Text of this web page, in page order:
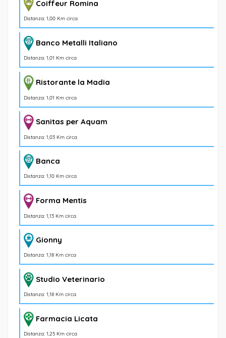
Coiffeur Romina
Distanza: 1,00 Km circa
Banco Metalli Italiano
Distanza: 1,01 Km circa
Ristorante la Madia
Distanza: 1,01 Km circa
Sanitas per Aquam
Distanza: 1,03 Km circa
Banca
Distanza: 1,10 Km circa
Forma Mentis
Distanza: 1,13 Km circa
Gionny
Distanza: 1,18 Km circa
Studio Veterinario
Distanza: 1,18 Km circa
Farmacia Licata
Distanza: 1,25 Km circa